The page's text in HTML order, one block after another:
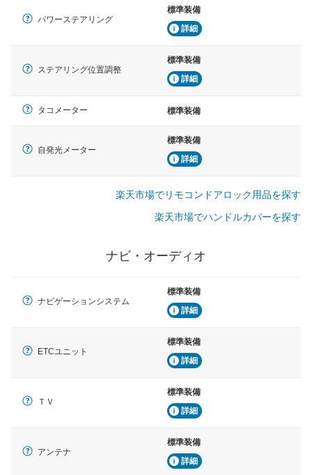
パワーステアリング
標準装備
詳細
ステアリング位置調整
標準装備
詳細
タコメーター 標準装備
自発光メーター
標準装備
詳細
楽天市場でリモコンドアロック用品を探す
楽天市場でハンドルカバーを探す
ナビ・オーディオ
ナビゲーションシステム
標準装備
詳細
ETCユニット
標準装備
詳細
ＴＶ
標準装備
詳細
アンテナ
標準装備
詳細